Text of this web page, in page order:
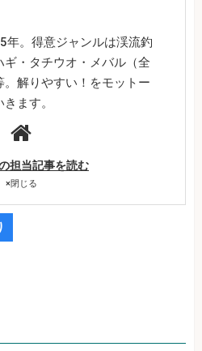
年。得意ジャンルは渓流釣
ギ・タチウオ・メバル（全
。解りやすい！をモットー
ます。
担当記事を読む
×閉じる